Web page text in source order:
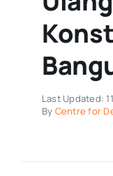
Last Updated:
By Centre for